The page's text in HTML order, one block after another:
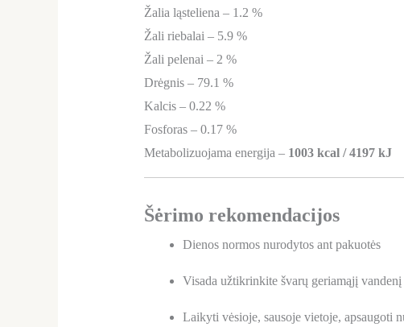
Žalia ląsteliena – 1.2 %
Žali riebalai – 5.9 %
Žali pelenai – 2 %
Drėgnis – 79.1 %
Kalcis – 0.22 %
Fosforas – 0.17 %
Metabolizuojama energija – 1003 kcal / 4197 kJ
Šėrimo rekomendacijos
Dienos normos nurodytos ant pakuotės
Visada užtikrinkite švarų geriamąjį vandenį
Laikyti vėsioje, sausoje vietoje, apsaugoti